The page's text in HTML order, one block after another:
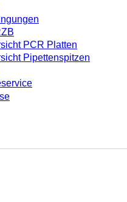
PCR Platten
Pipettenspitzen